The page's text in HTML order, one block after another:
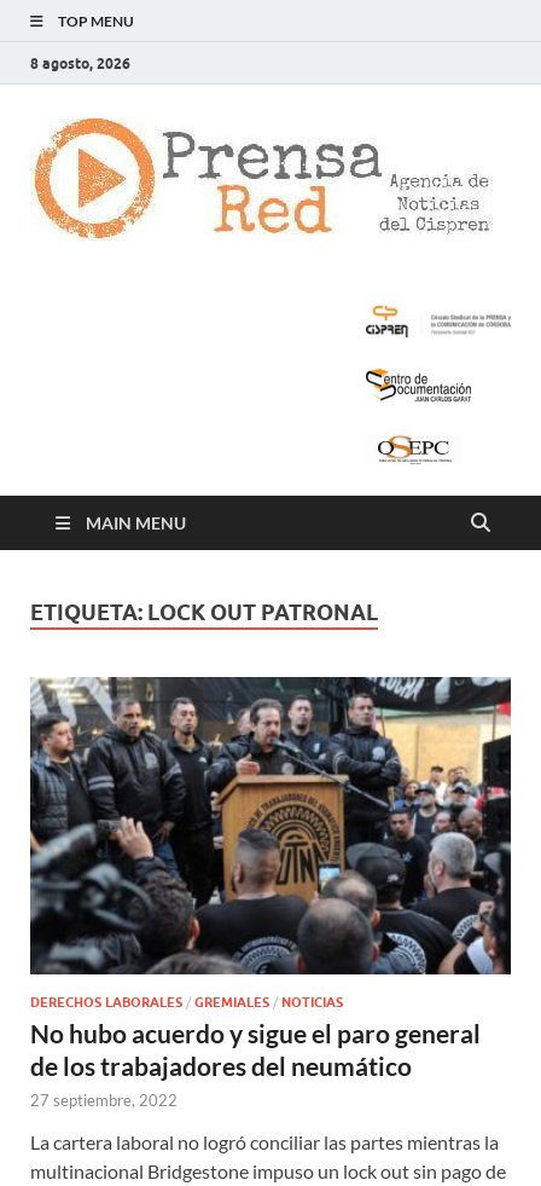
TOP MENU
8 agosto, 2026
MAIN MENU
ETIQUETA: LOCK OUT PATRONAL
DERECHOS LABORALES / GREMIALES / NOTICIAS
No hubo acuerdo y sigue el paro general
de los trabajadores del neumático
27 septiembre, 2022
La cartera laboral no logró conciliar las partes mientras la
multinacional Bridgestone impuso un lock out sin pago de